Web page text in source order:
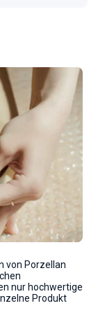
von Porzellan
nur hochwertige
Produkt